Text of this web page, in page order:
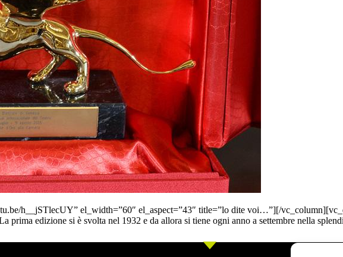
h__jSTlecUY” el_width=”60″ el_aspect=”43″ title=”lo dite voi…”][/
prima edizione si è svolta nel 1932 e da allora si tiene ogni anno a settembre nella